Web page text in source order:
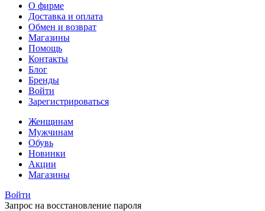
О фирме
Доставка и оплата
Обмен и возврат
Магазины
Помощь
Контакты
Блог
Бренды
Войти
Зарегистрироваться
Женщинам
Мужчинам
Обувь
Новинки
Акции
Магазины
Войти
Запрос на восстановление пароля